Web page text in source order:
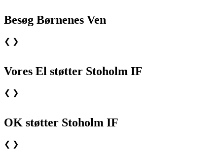
Besøg Børnenes Ven
❮ ❯
Vores El støtter Stoholm IF
❮ ❯
OK støtter Stoholm IF
❮ ❯